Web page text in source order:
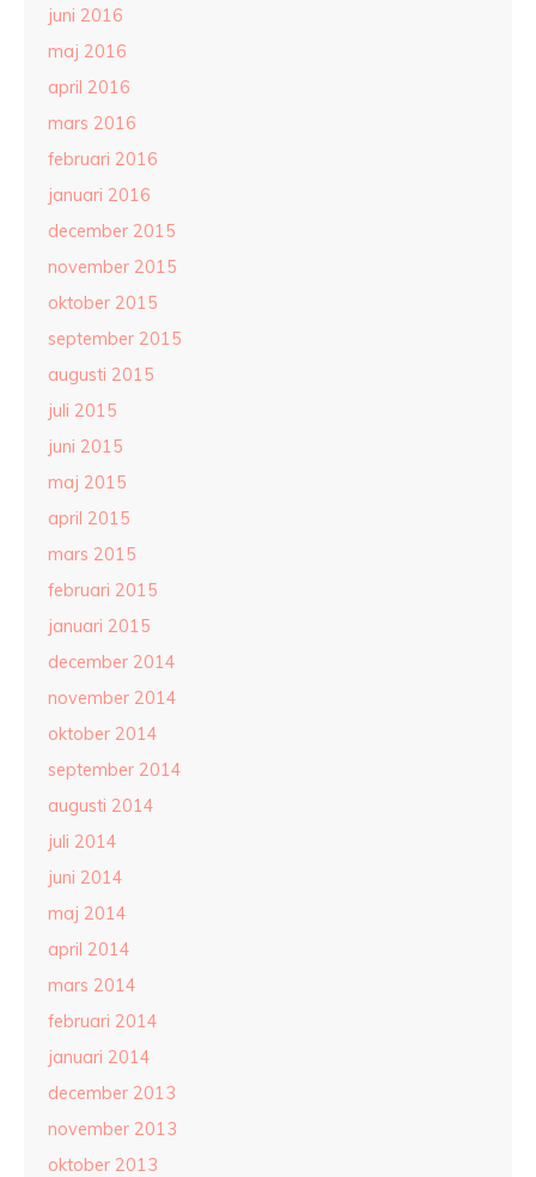
juni 2016
maj 2016
april 2016
mars 2016
februari 2016
januari 2016
december 2015
november 2015
oktober 2015
september 2015
augusti 2015
juli 2015
juni 2015
maj 2015
april 2015
mars 2015
februari 2015
januari 2015
december 2014
november 2014
oktober 2014
september 2014
augusti 2014
juli 2014
juni 2014
maj 2014
april 2014
mars 2014
februari 2014
januari 2014
december 2013
november 2013
oktober 2013